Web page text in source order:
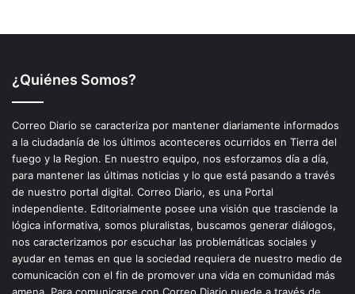
¿Quiénes Somos?
Correo Diario se caracteriza por mantener diariamente informados
a la ciudadanía de los últimos aconteceres ocurridos en Tierra del
fuego y la Region. En nuestro equipo, nos esforzamos día a día,
para mantener las últimas noticias y lo que está pasando a través
de nuestro portal digital. Correo Diario, es una Portal
independiente. Editorialmente posee una visión que trasciende la
lógica informativa, somos pluralistas, buscamos generar diálogos,
nos caracterizamos por escuchar las problemáticas sociales y
ayudar en temas en que la sociedad requiera de nuestro medio de
comunicación con el fin de promover una vida en comunidad más
amena. Para comunicarse con Correo Diario puede a través de